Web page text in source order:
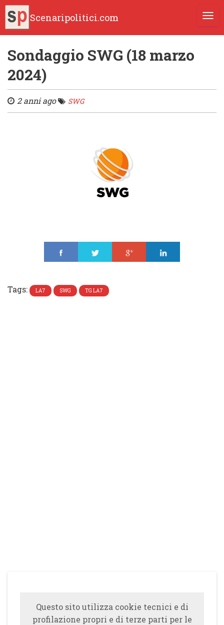
Scenaripolitici.com
Sondaggio SWG (18 marzo
2024)
2 anni ago SWG
Tags: LA7 SWG TG LA7
Questo sito utilizza cookie tecnici e di
profilazione propri e di terze parti per le